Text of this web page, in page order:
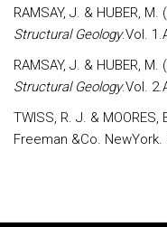
RAMSAY, J. & HUBER, M.
Structural Geology.Vol.
RAMSAY, J. & HUBER, M.
Structural Geology.Vol.
TWISS, R. J. & MOORES,
Freeman &Co. NewYork.